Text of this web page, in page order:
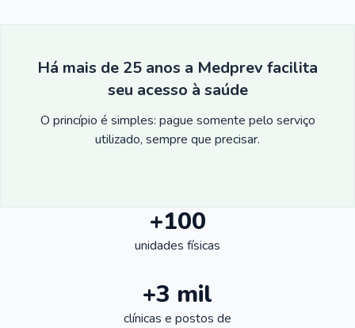
Há mais de 25 anos a Medprev facilita
seu acesso à saúde
O princípio é simples: pague somente pelo serviço
utilizado, sempre que precisar.
+100
unidades físicas
+3 mil
clínicas e postos de